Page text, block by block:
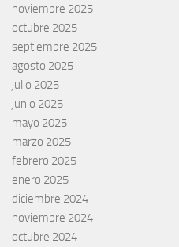
noviembre 2025
octubre 2025
septiembre 2025
agosto 2025
julio 2025
junio 2025
mayo 2025
marzo 2025
febrero 2025
enero 2025
diciembre 2024
noviembre 2024
octubre 2024